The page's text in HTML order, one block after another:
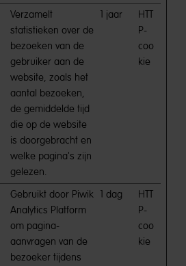
Verzamelt
statistieken over de
bezoeken van de
gebruiker aan de
website, zoals het
aantal bezoeken,
de gemiddelde tijd
die op de website
is doorgebracht en
welke pagina's zijn
gelezen.
1 jaar
HTT
P-
coo
kie
Gebruikt door Piwik
Analytics Platform
om pagina-
aanvragen van de
bezoeker tijdens
1 dag
HTT
P-
coo
kie